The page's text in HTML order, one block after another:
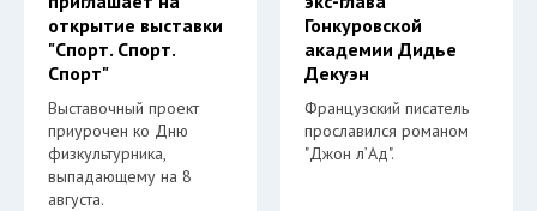
открытие выставки
"Спорт. Спорт.
Спорт"
Выставочный проект
приурочен ко Дню
физкультурника,
выпадающему на 8
августа.
Гонкуровской
академии Дидье
Декуэн
Французский писатель
прославился романом
"Джон л’Ад".